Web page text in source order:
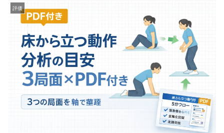
評価